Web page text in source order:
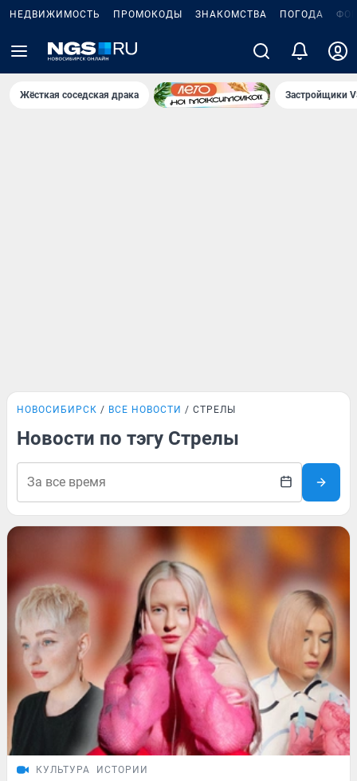
НЕДВИЖИМОСТЬ ПРОМОКОДЫ ЗНАКОМСТВА ПОГОДА
Жёсткая соседская драка Застройщики
НОВОСИБИРСК ВСЕ НОВОСТИ СТРЕЛЫ
Новости по тэгу Стрелы
КУЛЬТУРА ИСТОРИИ